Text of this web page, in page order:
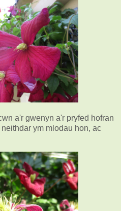
a'r gwenyn a'r pryfed hofran
ym mlodau hon, ac